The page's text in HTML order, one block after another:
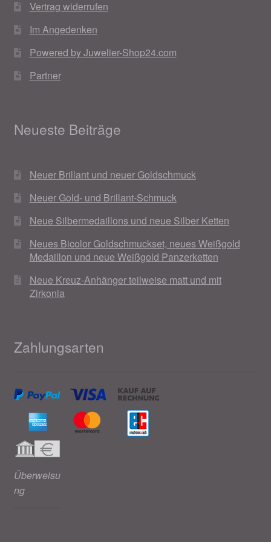
Valentinstag 2016
Warenkorb
Weihnachtsangebote 2016
Weihnachtsangebote 2017
Weihnachtsangebote 2018
Weihnachtsangebote 2019
Weihnachtsangebote 2021
Widerrufsrecht
Woocommerce Predictive Search
Vertrag widerrufen
Im Angedenken
Powered by Juwelier-Shop24.com
Partner
Neueste Beiträge
Neuer Brillant und neuer Goldschmuck
Neuer Gold- und Brillant-Schmuck
Neue Silbermedaillons und neue Silber Ketten
Neues Bicolor Goldschmuckset, neues Weißgold
Medaillon und neue Weißgold Panzerketten
Neue Kreuz-Anhänger teilweise matt und mit
Zirkonia
Zahlungsarten
Überweisu
ng